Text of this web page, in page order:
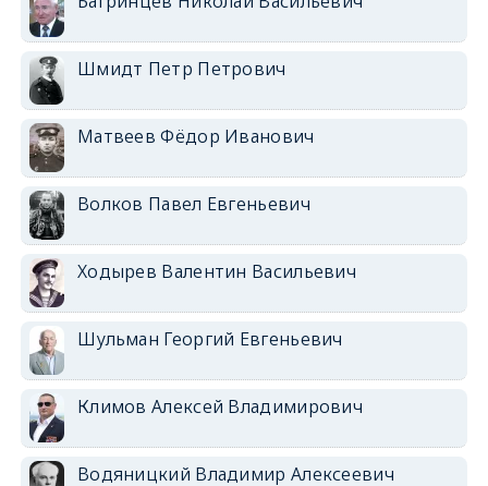
Шмидт Петр Петрович
Матвеев Фёдор Иванович
Волков Павел Евгеньевич
Ходырев Валентин Васильевич
Шульман Георгий Евгеньевич
Климов Алексей Владимирович
Водяницкий Владимир Алексеевич